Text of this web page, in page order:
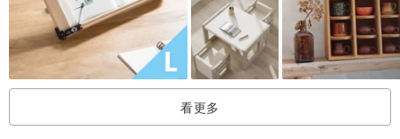
物。
只要擺放幾盆喜愛的植物，就能為居家空間增添自然舒適的綠意。
看更多